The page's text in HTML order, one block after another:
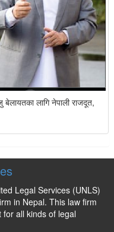
लागि नेपाली राजदूत,
Legal Services (UNLS)
in Nepal. This law firm
all kinds of legal